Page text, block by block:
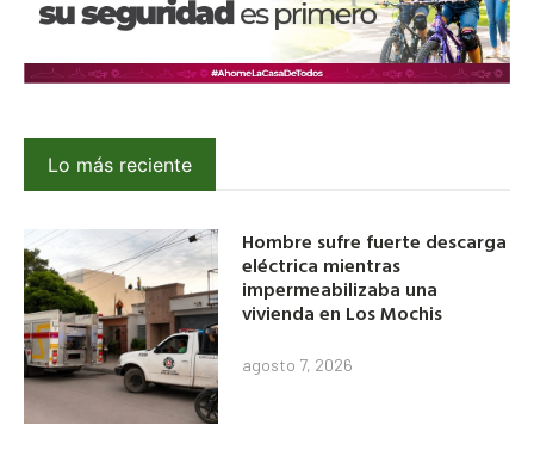
Lo más reciente
Hombre sufre fuerte descarga
eléctrica mientras
impermeabilizaba una
vivienda en Los Mochis
agosto 7, 2026